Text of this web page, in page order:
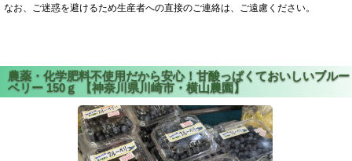
なお、ご迷惑を避けるため生産者への直接のご連絡は、ご遠慮ください。